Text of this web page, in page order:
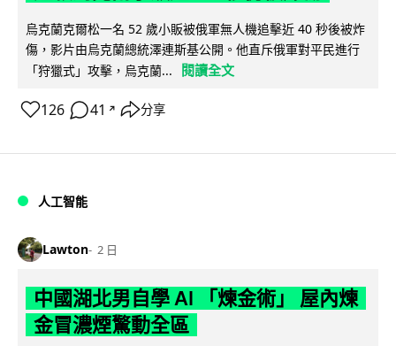
烏克蘭克爾松一名 52 歲小販被俄軍無人機追擊近 40 秒後被炸
傷，影片由烏克蘭總統澤連斯基公開。他直斥俄軍對平民進行
「狩獵式」攻擊，烏克蘭...
閱讀全文
126 41 ↗ 分享
人工智能
Lawton 2 日
中國湖北男自學 AI 「煉金術」 屋內煉
金冒濃煙驚動全區